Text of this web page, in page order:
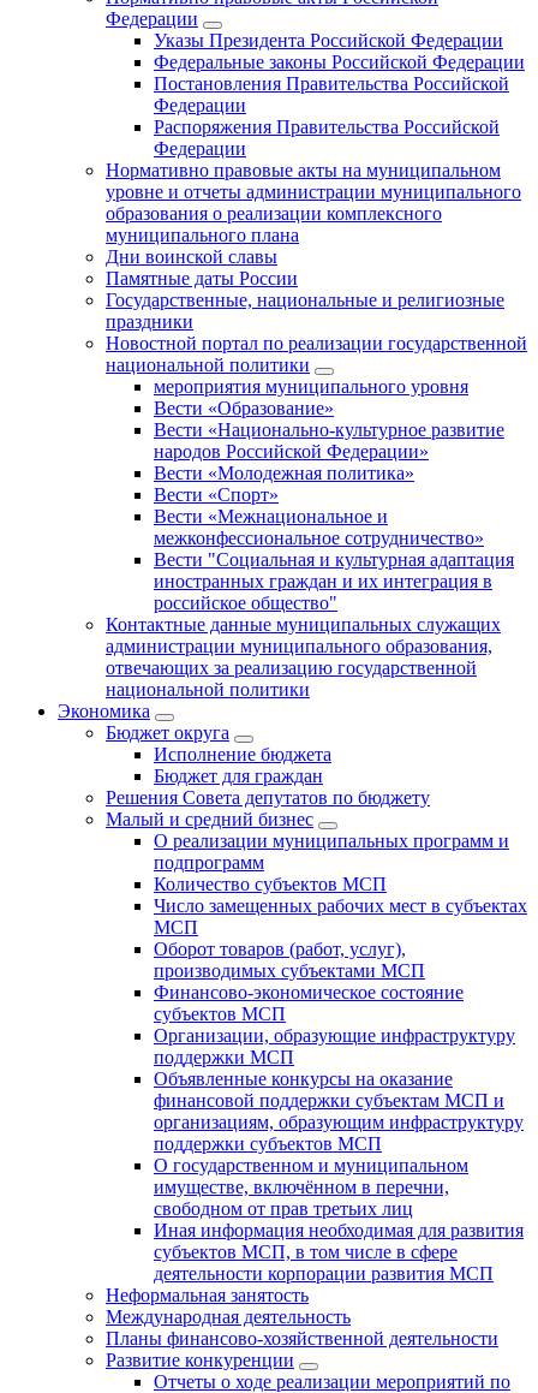
Федерации
Указы Президента Российской Федерации
Федеральные законы Российской Федерации
Постановления Правительства Российской
Федерации
Распоряжения Правительства Российской
Федерации
Нормативно правовые акты на муниципальном
уровне и отчеты администрации муниципального
образования о реализации комплексного
муниципального плана
Дни воинской славы
Памятные даты России
Государственные, национальные и религиозные
праздники
Новостной портал по реализации государственной
национальной политики
мероприятия муниципального уровня
Вести «Образование»
Вести «Национально-культурное развитие
народов Российской Федерации»
Вести «Молодежная политика»
Вести «Спорт»
Вести «Межнациональное и
межконфессиональное сотрудничество»
Вести "Социальная и культурная адаптация
иностранных граждан и их интеграция в
российское общество"
Контактные данные муниципальных служащих
администрации муниципального образования,
отвечающих за реализацию государственной
национальной политики
Экономика
Бюджет округa
Исполнение бюджета
Бюджет для граждан
Решения Совета депутатов по бюджету
Малый и средний бизнес
О реализации муниципальных программ и
подпрограмм
Количество субъектов МСП
Число замещенных рабочих мест в субъектах
МСП
Оборот товаров (работ, услуг),
производимых субъектами МСП
Финансово-экономическое состояние
субъектов МСП
Организации, образующие инфраструктуру
поддержки МСП
Объявленные конкурсы на оказание
финансовой поддержки субъектам МСП и
организациям, образующим инфраструктуру
поддержки субъектов МСП
О государственном и муниципальном
имуществе, включённом в перечни,
свободном от прав третьих лиц
Иная информация необходимая для развития
субъектов МСП, в том числе в сфере
деятельности корпорации развития МСП
Неформальная занятость
Международная деятельность
Планы финансово-хозяйственной деятельности
Развитие конкуренции
Отчеты о ходе реализации мероприятий по